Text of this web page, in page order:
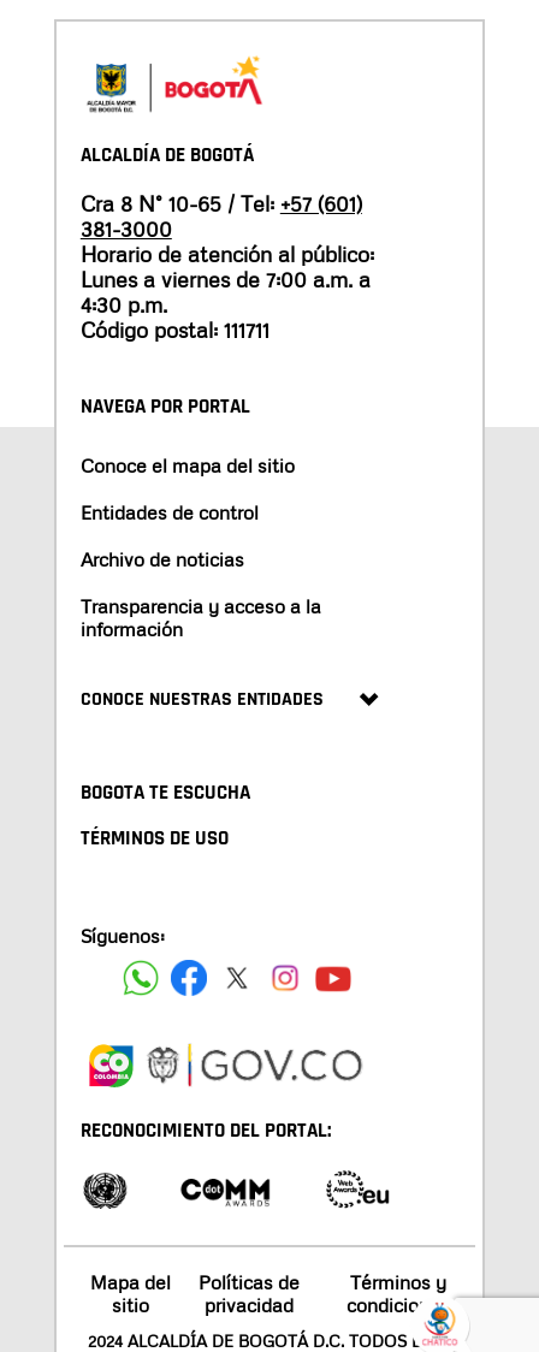
ALCALDÍA DE BOGOTÁ
Cra 8 N° 10-65 / Tel: +57 (601)
381-3000
Horario de atención al público:
Lunes a viernes de 7:00 a.m. a
4:30 p.m.
Código postal: 111711
NAVEGA POR PORTAL
Conoce el mapa del sitio
Entidades de control
Archivo de noticias
Transparencia y acceso a la
información
CONOCE NUESTRAS ENTIDADES
BOGOTA TE ESCUCHA
TÉRMINOS DE USO
Síguenos:
RECONOCIMIENTO DEL PORTAL:
Mapa del
sitio
Políticas de
privacidad
Términos y
condiciones
2024 ALCALDÍA DE BOGOTÁ D.C. TODOS LOS